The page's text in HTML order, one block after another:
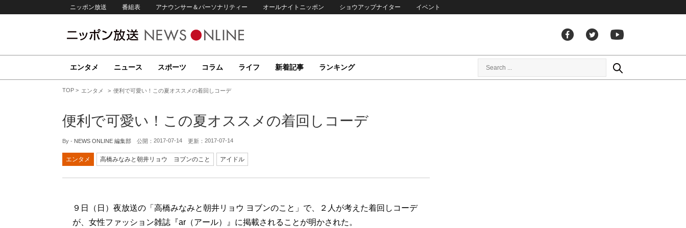
ニッポン放送 番組表 アナウンサー＆パーソナリティー オールナイトニッポン ショウアップナイター イベント
エンタメ ニュース スポーツ コラム ライフ 新着記事 ランキング
TOP エンタメ 便利で可愛い！この夏オススメの着回しコーデ
便利で可愛い！この夏オススメの着回しコーデ
By - NEWS ONLINE 編集部 公開： 2017-07-14 更新： 2017-07-14
エンタメ 高橋みなみと朝井リョウ ヨブンのこと アイドル
９日（日）夜放送の「高橋みなみと朝井リョウ ヨブンのこと」で、２人が考えた着回しコーデ
が、女性ファッション雑誌『ar（アール）』に掲載されることが明かされた。